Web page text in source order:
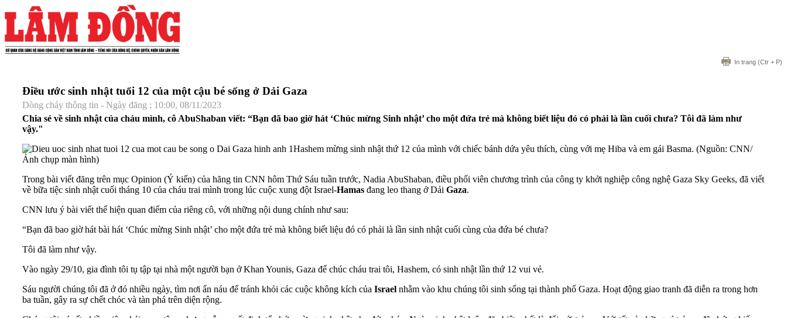
In trang (Ctr + P)
Điều ước sinh nhật tuổi 12 của một cậu bé sống ở Dải Gaza
Dòng chảy thông tin - Ngày đăng : 10:00, 08/11/2023
Chia sẻ về sinh nhật của cháu mình, cô AbuShaban viết: “Bạn đã bao giờ hát ‘Chúc mừng Sinh nhật’ cho một đứa trẻ mà không biết liệu đó có phải là lần cuối chưa? Tôi đã làm như
vậy."
Hashem mừng sinh nhật thứ 12 của mình với chiếc bánh dứa yêu thích, cùng với mẹ Hiba và em gái Basma. (Nguồn: CNN/
Ảnh chụp màn hình)
Trong bài viết đăng trên mục Opinion (Ý kiến) của hãng tin CNN hôm Thứ Sáu tuần trước, Nadia AbuShaban, điều phối viên chương trình của công ty khởi nghiệp công nghệ Gaza Sky Geeks, đã viết
về bữa tiệc sinh nhật cuối tháng 10 của cháu trai mình trong lúc cuộc xung đột Israel-Hamas đang leo thang ở Dải Gaza.
CNN lưu ý bài viết thể hiện quan điểm của riêng cô, với những nội dung chính như sau:
“Bạn đã bao giờ hát bài hát ‘Chúc mừng Sinh nhật’ cho một đứa trẻ mà không biết liệu đó có phải là lần sinh nhật cuối cùng của đứa bé chưa?
Tôi đã làm như vậy.
Vào ngày 29/10, gia đình tôi tụ tập tại nhà một người bạn ở Khan Younis, Gaza để chúc cháu trai tôi, Hashem, có sinh nhật lần thứ 12 vui vẻ.
Sáu người chúng tôi đã ở đó nhiều ngày, tìm nơi ẩn náu để tránh khỏi các cuộc không kích của Israel nhằm vào khu chúng tôi sinh sống tại thành phố Gaza. Hoạt động giao tranh đã diễn ra trong hơn
ba tuần, gây ra sự chết chóc và tàn phá trên diện rộng.